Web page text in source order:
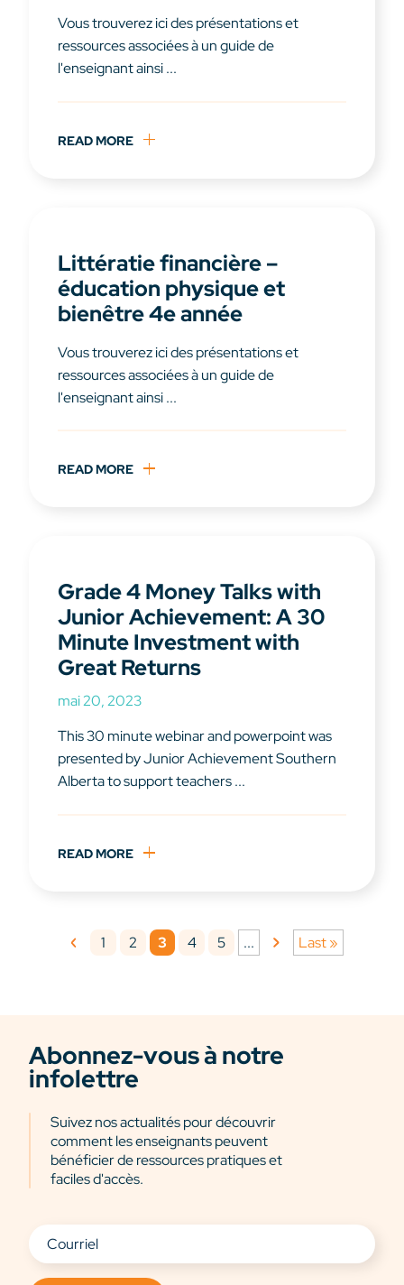
Vous trouverez ici des présentations et
ressources associées à un guide de
l'enseignant ainsi ...
READ MORE
Littératie financière –
éducation physique et
bienêtre 4e année
Vous trouverez ici des présentations et
ressources associées à un guide de
l'enseignant ainsi ...
READ MORE
Grade 4 Money Talks with
Junior Achievement: A 30
Minute Investment with
Great Returns
mai 20, 2023
This 30 minute webinar and powerpoint was
presented by Junior Achievement Southern
Alberta to support teachers ...
READ MORE
1 2 3 4 5 ... Last »
Abonnez-vous à notre
infolettre
Suivez nos actualités pour découvrir
comment les enseignants peuvent
bénéficier de ressources pratiques et
faciles d'accès.